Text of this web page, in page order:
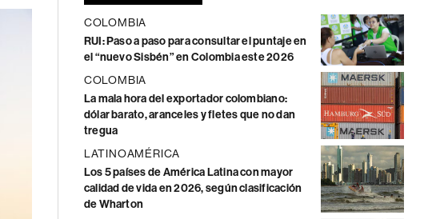
COLOMBIA
RUI: Paso a paso para consultar el puntaje en
el “nuevo Sisbén” en Colombia este 2026
COLOMBIA
La mala hora del exportador colombiano:
dólar barato, aranceles y fletes que no dan
tregua
LATINOAMÉRICA
Los 5 países de América Latina con mayor
calidad de vida en 2026, según clasificación
de Wharton